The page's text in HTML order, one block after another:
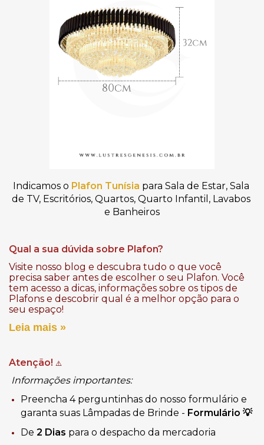
Indicamos o Plafon Tunísia para Sala de Estar, Sala
de TV, Escritórios, Quartos, Quarto Infantil, Lavabos
e Banheiros
Qual a sua dúvida sobre Plafon?
Visite nosso blog e descubra tudo o que você
precisa saber antes de escolher o seu Plafon. Você
tem acesso a dicas, informações sobre os tipos de
Plafons e descobrir qual é a melhor opção para o
seu espaço!
Leia mais »
Atenção! ⚠️
Informações importantes:
Preencha 4 perguntinhas do nosso formulário e
garanta suas Lâmpadas de Brinde - Formulário 💡
De 2 Dias para o despacho da mercadoria